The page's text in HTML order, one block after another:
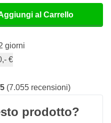
al Carrello
giorni
€
(7.055 recensioni)
prodotto?